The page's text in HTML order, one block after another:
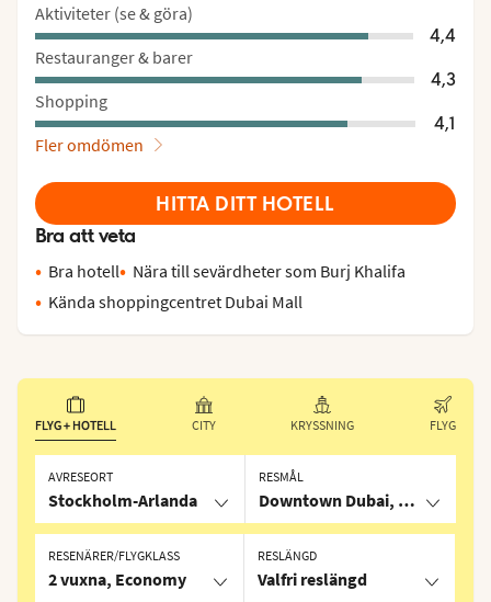
Aktiviteter (se & göra)
4,4
Restauranger & barer
4,3
Shopping
4,1
Fler omdömen
HITTA DITT HOTELL
Bra att veta
Bra hotell
Nära till sevärdheter som Burj Khalifa
Kända shoppingcentret Dubai Mall
FLYG + HOTELL CITY KRYSSNING FLYG
AVRESEORT
Stockholm-Arlanda
RESMÅL
Downtown Dubai, Förenade
RESLÄNGD
Valfri reslängd
RESENÄRER/FLYGKLASS
2 vuxna, Economy